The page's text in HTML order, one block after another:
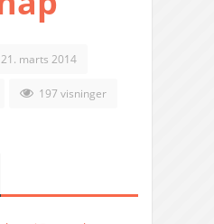
21. marts 2014
197 visninger